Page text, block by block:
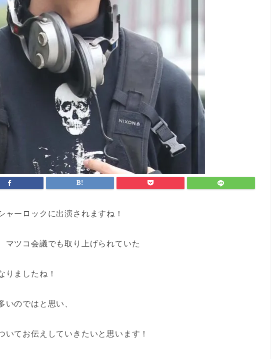
ャーロックに出演されますね！
マツコ会議でも取り上げられていた
りましたね！
いのではと思い、
いてお伝えしていきたいと思います！